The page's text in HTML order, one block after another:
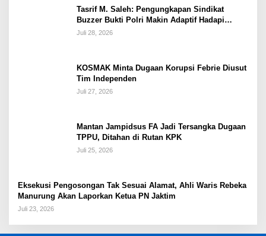
Tasrif M. Saleh: Pengungkapan Sindikat
Buzzer Bukti Polri Makin Adaptif Hadapi
Kejahatan Digital
Juli 28, 2026
KOSMAK Minta Dugaan Korupsi Febrie Diusut
Tim Independen
Juli 27, 2026
Mantan Jampidsus FA Jadi Tersangka Dugaan
TPPU, Ditahan di Rutan KPK
Juli 25, 2026
Eksekusi Pengosongan Tak Sesuai Alamat, Ahli Waris Rebeka
Manurung Akan Laporkan Ketua PN Jaktim
Juli 23, 2026